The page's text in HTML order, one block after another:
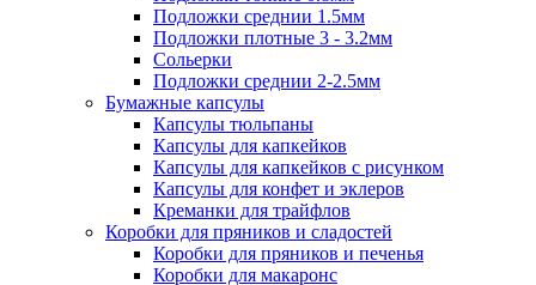
Подложки среднии 1.5мм
Подложки плотные 3 - 3.2мм
Сольерки
Подложки среднии 2-2.5мм
Бумажные капсулы
Капсулы тюльпаны
Капсулы для капкейков
Капсулы для капкейков с рисунком
Капсулы для конфет и эклеров
Креманки для трайфлов
Коробки для пряников и сладостей
Коробки для пряников и печенья
Коробки для макаронс